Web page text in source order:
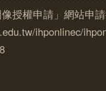
授權申請」網站申
ihponlinec/